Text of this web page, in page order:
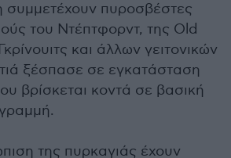
συμμετέχουν πυροσβέστες
του Ντέπτφορντ, της Old
και άλλων γειτονικών
ξέσπασε σε εγκατάσταση
βρίσκεται κοντά σε βασική
της πυρκαγιάς έχουν